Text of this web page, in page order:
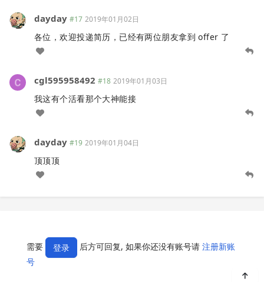
dayday #17 2019年01月02日
各位，欢迎投递简历，已经有两位朋友拿到 offer 了
cgl595958492 #18 2019年01月03日
我这有个活看那个大神能接
dayday #19 2019年01月04日
顶顶顶
需要 登录 后方可回复, 如果你还没有账号请 注册新账
号